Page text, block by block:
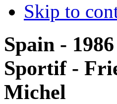
Skip to
Spain -
Sportif -
Michel